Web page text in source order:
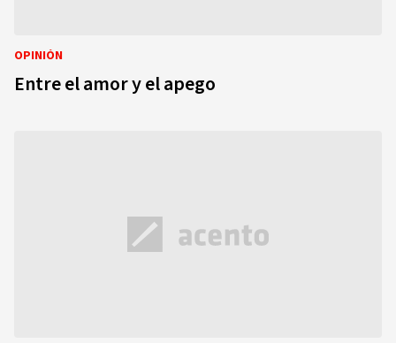
OPINIÓN
Entre el amor y el apego